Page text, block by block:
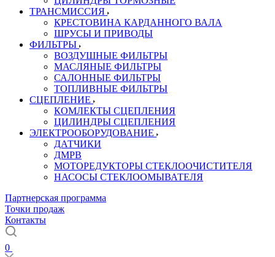
ТРАНСМИССИЯ
КРЕСТОВИНА КАРДАННОГО ВАЛА
ШРУСЫ И ПРИВОДЫ
ФИЛЬТРЫ
ВОЗДУШНЫЕ ФИЛЬТРЫ
МАСЛЯНЫЕ ФИЛЬТРЫ
САЛОННЫЕ ФИЛЬТРЫ
ТОПЛИВНЫЕ ФИЛЬТРЫ
СЦЕПЛЕНИЕ
КОМЛЕКТЫ СЦЕПЛЕНИЯ
ЦИЛИНДРЫ СЦЕПЛЕНИЯ
ЭЛЕКТРООБОРУДОВАНИЕ
ДАТЧИКИ
ДМРВ
МОТОРЕДУКТОРЫ СТЕКЛООЧИСТИТЕЛЯ
НАСОСЫ СТЕКЛООМЫВАТЕЛЯ
Партнерская программа
Точки продаж
Контакты
0